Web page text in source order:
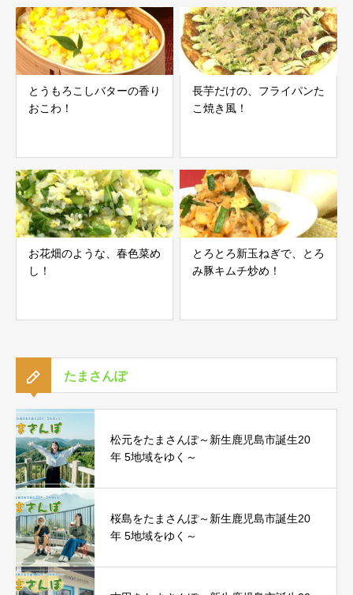
とうもろこしバターの香り
おこわ！
長芋だけの、フライパンた
こ焼き風！
お花畑のような、春色菜め
し！
とろとろ新玉ねぎで、とろ
み豚キムチ炒め！
たまさんぽ
松元をたまさんぽ～新生鹿児島市誕生20
年 5地域をゆく～
桜島をたまさんぽ～新生鹿児島市誕生20
年 5地域をゆく～